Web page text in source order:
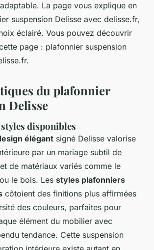
La page vous explique en
suspension Delisse avec delisse.fr,
éclairé. Vous pouvez découvrir
page : plafonnier suspension
du plafonnier
Delisse
disponibles
élégant signé Delisse valorise
par un mariage subtil de
de matériaux variés comme le
le bois. Les styles plafonniers
côtoient des finitions plus affirmées
des couleurs, parfaites pour
élément du mobilier avec
tendance. Cette suspension